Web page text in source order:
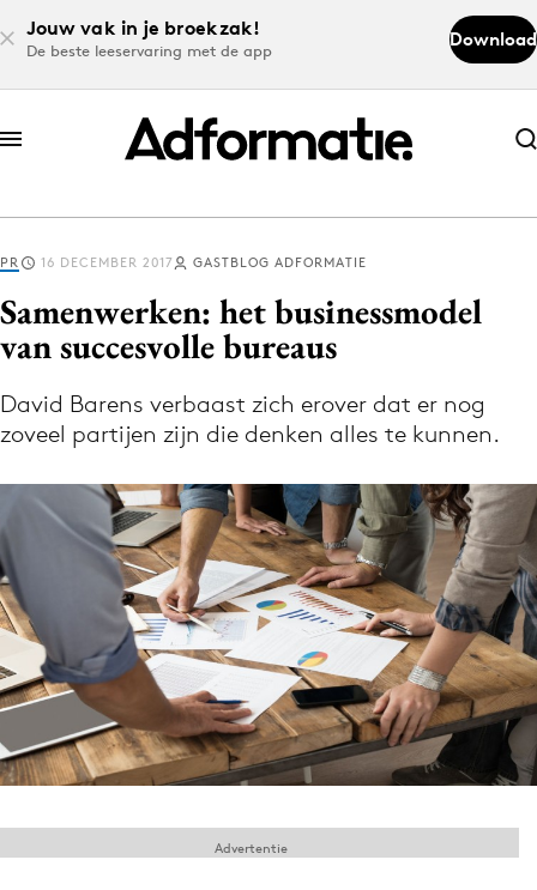
Jouw vak in je broekzak!
De beste leeservaring met de app
Download
Abonneer nu
Abonneer nu
Log in
Volg het laatste nieuws via de Adformatie
Nieuws app
Menu
Home
9 sept: GenAI-training
12 nov: MarketingLive!
Adverteren
Events
Opleidingen
PR 16 DECEMBER 2017 GASTBLOG ADFORMATIE
Samenwerken: het businessmodel
van succesvolle bureaus
David Barens verbaast zich erover dat er nog
zoveel partijen zijn die denken alles te kunnen.
Advertentie